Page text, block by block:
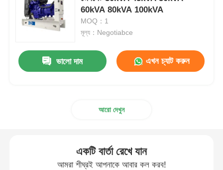
সিএনজি জেনারেটর সেট
জেনারেটরের আনুষাঙ্গিক
60kVA 80kVA 100kVA
MOQ：1
মূল্য：Negotiabce
ভালো দাম এখন চ্যাট করুন
আরো দেখুন
একটি বার্তা রেখে যান
আমরা শীঘ্রই আপনাকে আবার কল করব!